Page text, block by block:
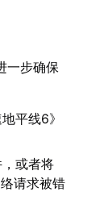
一步确保
平线6》
或者将
请求被错